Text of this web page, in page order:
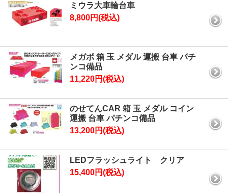
ミウラ大車輪台車
8,800円(税込)
メガボ 箱 玉 メダル 運搬 台車 パチ
ンコ備品
11,220円(税込)
のせてんCAR 箱 玉 メダル コイン
運搬 台車 パチンコ備品
13,200円(税込)
LEDフラッシュライト クリア
15,400円(税込)